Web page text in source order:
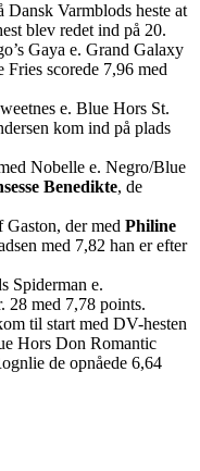
Varmblods heste at
blev redet ind på 20.
Gaya e. Grand Galaxy
scorede 7,96 med
e. Blue Hors St.
kom ind på plads
Nobelle e. Negro/Blue
Benedikte, de
der med Philine
med 7,82 han er efter
Spiderman e.
28 med 7,78 points.
til start med DV-hesten
Hors Don Romantic
de opnåede 6,64